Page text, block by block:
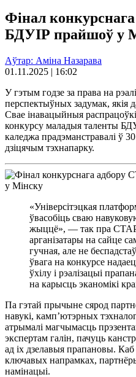
Фінал
БДУІР прайшоў у
Аўтар: Аміна Назарава
01.11.2025 | 16:02
У гэтым годзе за права на
перспектыўных задумак, якія
Свае інавацыйныя
конкурсу маладыя таленты
каледжа прадэманстравалі ў
дзіцячым тэхнапарку.
«Універсітэцкая
ўвасобіць сваю
жыццё», — так пра
арганізатары на сайце
гучная, але не
ўвага на конкурсе
ўхілу і рэалізацыі
на карысць эканомікі
Па гэтай прычыне сярод
навукі, камп’ютэрных
атрымалі магчымасць
экспертам галін, пачуць
ад іх дзелавыя прапановы.
ключавых напрамках,
намінацыі.